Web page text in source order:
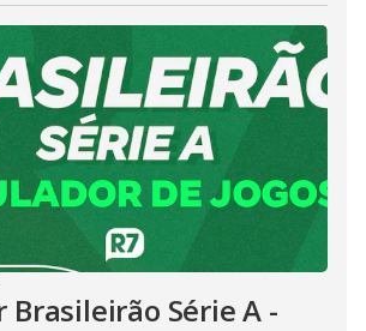
Brasileirão Série A -